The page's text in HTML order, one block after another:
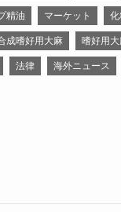
精油 マーケット
成嗜好用大麻 嗜好用
法律 海外ニュース